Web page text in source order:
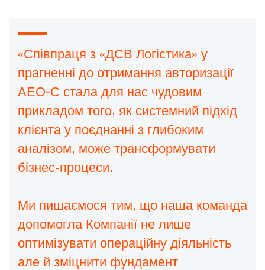
«Співпраця з «ДСВ Логістика» у
прагненні до отримання авторизації
АЕО-С стала для нас чудовим
прикладом того, як системний підхід
клієнта у поєднанні з глибоким
аналізом, може трансформувати
бізнес-процеси.
Ми пишаємося тим, що наша команда
допомогла Компанії не лише
оптимізувати операційну діяльність
але й зміцнити фундамент